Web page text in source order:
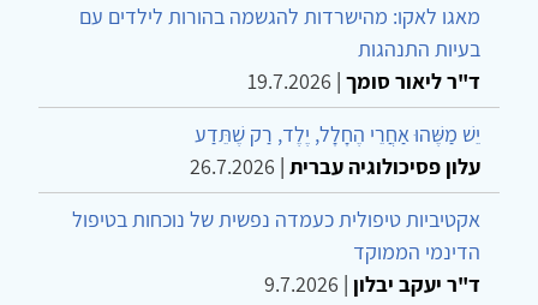
מאגו לאקו: מהישרדות להגשמה בהורות לילדים עם
בעיות התנהגות
ד"ר ליאור סומך |
19.7.2026
יֵשׁ מַשֶּׁהוּ אַחֲרֵי הֶחָלָל, יֶלֶד, רַק שֶׁתֵּדַע
עלון פסיכולוגיה עברית |
26.7.2026
אקטיביות טיפולית כעמדה נפשית של נוכחות בטיפול
הדינמי הממוקד
ד"ר יעקב יבלון |
9.7.2026